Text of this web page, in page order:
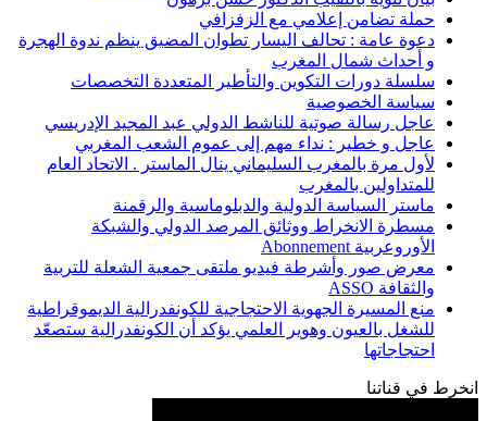
حملة تضامن إعلامي مع الزفزافي
دعوة عامة : تحالف اليسار تطوان المضيق ينظم ندوة الهجرة
و أحداث شمال المغرب
سلسلة دورات التكوين والتأطير المتعددة التخصصات
سياسة الخصوصية
عاجل رسالة صوتية للناشط الدولي عبد المجيد الإدريسي
عاجل و خطير : نداء مهم إلى عموم الشعب المغربي
لأول مرة بالمغرب السليماني ينال الماستر . الاتحاد العام
للمتداولين بالمغرب
ماستر السياسة الدولية والدبلوماسية والرقمنة
مسطرة الانخراط ووثائق المرصد الدولي والشبكة
الأوروعربية Abonnement
معرض صور وأشرطة فيديو ملتقى جمعية الشعلة للتربية
والثقافة ASSO
منع المسيرة الجهوية الاحتجاجية للكونفدرالية الديموقراطية
للشغل بالعيون وهوير العلمي يؤكد أن الكونفدرالية ستصعّد
احتجاجاتها
انخرط في قناتنا